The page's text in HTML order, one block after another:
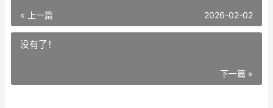
« 上一篇 2026-02-02
没有了！
下一篇 »